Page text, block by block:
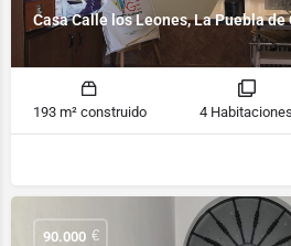
Casa Calle los Leones, La Puebla
193 m² construido 4 Habitaciones
90.000 €